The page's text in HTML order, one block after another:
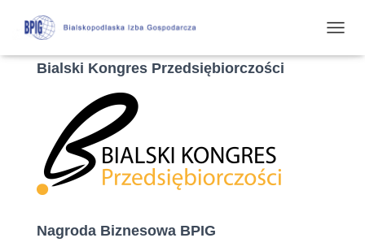
R
Bialski Kongres Przedsiębiorczości
Nagroda Biznesowa BPIG